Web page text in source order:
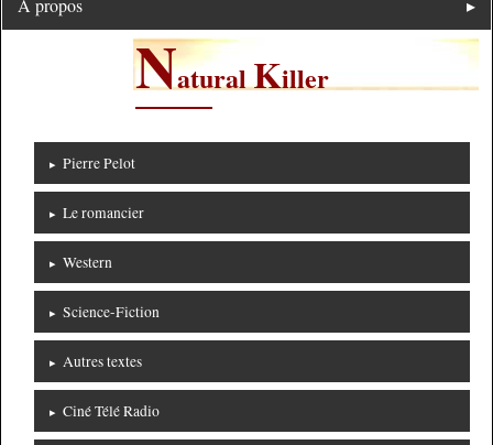
À propos
NaturalKiller
Pierre Pelot
Le romancier
Western
Science-Fiction
Autres textes
Ciné Télé Radio